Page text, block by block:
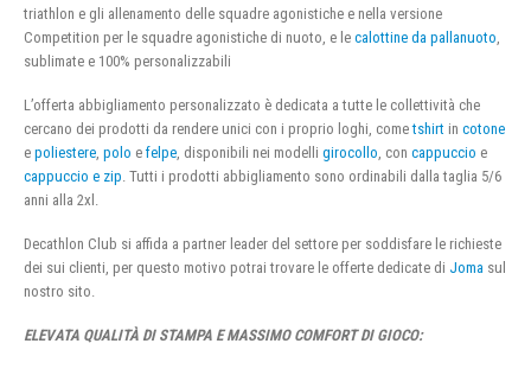
triathlon e gli allenamento delle squadre agonistiche e nella versione
Competition per le squadre agonistiche di nuoto, e le calottine da pallanuoto
sublimate e 100% personalizzabili
L’offerta abbigliamento personalizzato è dedicata a tutte le collettività che
cercano dei prodotti da rendere unici con i proprio loghi, cometshirt in cotone
e poliestere polo e felpe , disponibili nei modelli girocollo , con cappuccio e
cappuccio e zip . Tutti i prodotti abbigliamento sono ordinabili dalla taglia 5/6
anni alla 2xl.
Decathlon Club si affida a partner leader del settore per soddisfare le richieste
dei sui clienti, per questo motivo potrai trovare le offerte dedicate di Joma sul
nostro sito.
ELEVATA QUALITÀ DI STAMPA E MASSIMO COMFORT DI GIOCO: